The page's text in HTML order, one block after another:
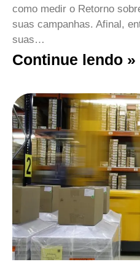
como medir o Retorno
suas campanhas. Afinal,
suas…
Continue lendo »